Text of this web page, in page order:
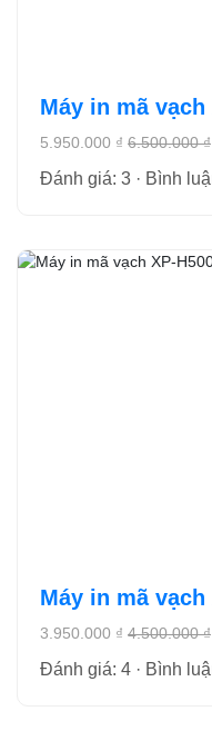
Máy in mã vạch
5.950.000 ₫ 6.500.000 ₫
Đánh giá: 3 · Bình
Máy in mã vạch
3.950.000 ₫ 4.500.000 ₫
Đánh giá: 4 · Bình